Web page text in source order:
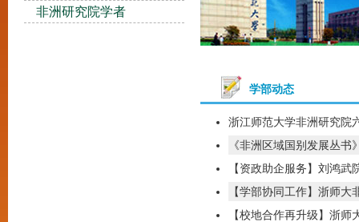
学部动态
浙江师范大学非洲研究院
《非洲区域国别发展丛
【资政助企服务】刘鸿
【学部协同工作】浙师
【校地合作再升级】浙
非洲研究院学者